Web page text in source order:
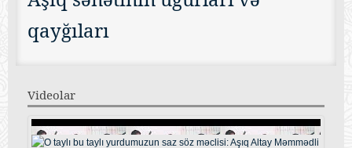
qayğıları
Videolar